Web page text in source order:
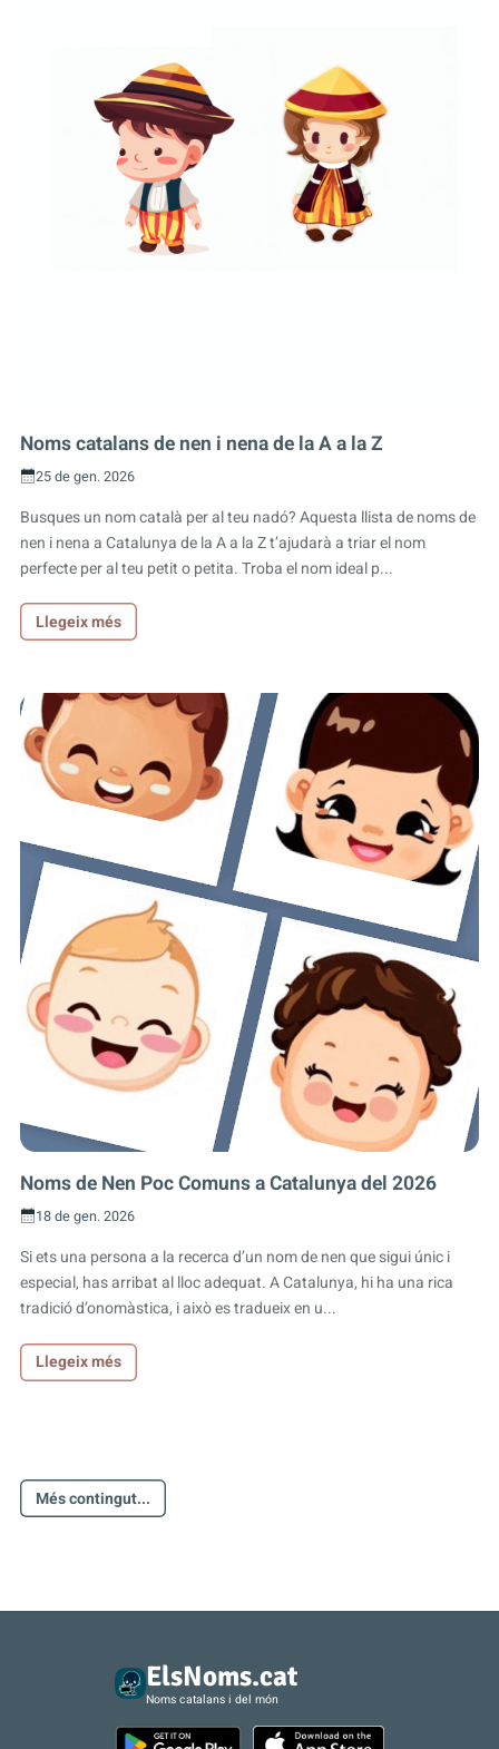
Noms catalans de nen i nena de la A a la Z
25 de gen. 2026
Busques un nom català per al teu nadó? Aquesta llista de noms de
nen i nena a Catalunya de la A a la Z t’ajudarà a triar el nom
perfecte per al teu petit o petita. Troba el nom ideal p...
Llegeix més
Noms de Nen Poc Comuns a Catalunya del 2026
18 de gen. 2026
Si ets una persona a la recerca d’un nom de nen que sigui únic i
especial, has arribat al lloc adequat. A Catalunya, hi ha una rica
tradició d’onomàstica, i això es tradueix en u...
Llegeix més
Més contingut...
ElsNoms.cat
Noms catalans i del món